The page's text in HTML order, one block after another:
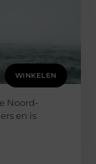
WINKELEN
Noord-
en is